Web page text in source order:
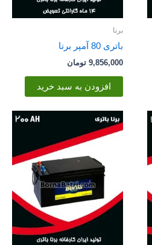
برنا
باتری 80 آمپر برنا
9,856,000 تومان
افزودن به سبد خرید